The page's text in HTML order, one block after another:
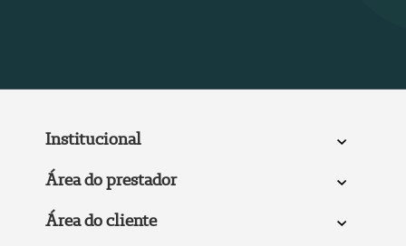
Institucional
Área do prestador
Área do cliente